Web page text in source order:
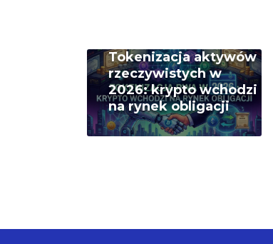
Tokenizacja aktywów
rzeczywistych w
2026: krypto wchodzi
na rynek obligacji